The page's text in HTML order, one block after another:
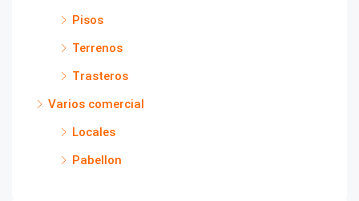
Pisos
Terrenos
Trasteros
Varios comercial
Locales
Pabellon